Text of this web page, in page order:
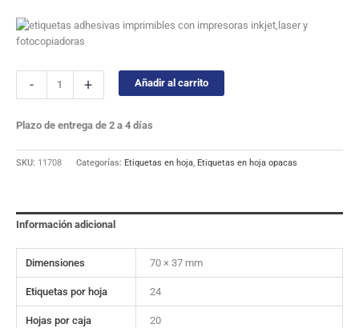
- + Añadir al carrito
Plazo de entrega de 2 a 4 días
SKU: 11708 Categorías: Etiquetas en hoja, Etiquetas en hoja opacas
Información adicional
Dimensiones 70 × 37 mm
Etiquetas por hoja 24
Hojas por caja 20